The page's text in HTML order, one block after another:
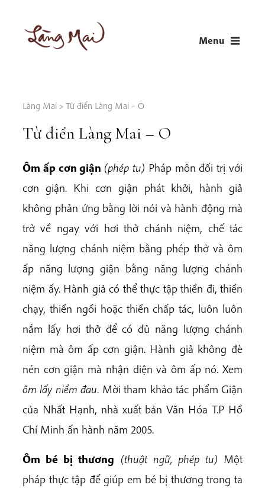
content
Menu
Làng Mai > Từ điển Làng Mai – O
Từ điển Làng Mai – O
Ôm ấp cơn giận (phép tu) Pháp môn đối trị với
cơn giận. Khi cơn giận phát khởi, hành giả
không phản ứng bằng lời nói và hành động mà
trở về ngay với hơi thở chánh niệm, chế tác
năng lượng chánh niệm bằng phép thở và ôm
ấp năng lượng giận bằng năng lượng chánh
niệm ấy. Hành giả có thể thực tập thiền đi, thiền
chạy, thiền ngồi hoặc thiền chấp tác, luôn luôn
nắm lấy hơi thở để có đủ năng lượng chánh
niệm mà ôm ấp cơn giận. Hành giả không đè
nén cơn giận mà nhận diện và ôm ấp nó. Xem
ôm lấy niềm đau. Mời tham khảo tác phẩm Giận
của Nhất Hạnh, nhà xuất bản Văn Hóa T.P Hồ
Chí Minh ấn hành năm 2005.
Ôm bé bị thương (thuật ngữ, phép tu) Một
pháp thực tập để giúp em bé bị thương trong ta